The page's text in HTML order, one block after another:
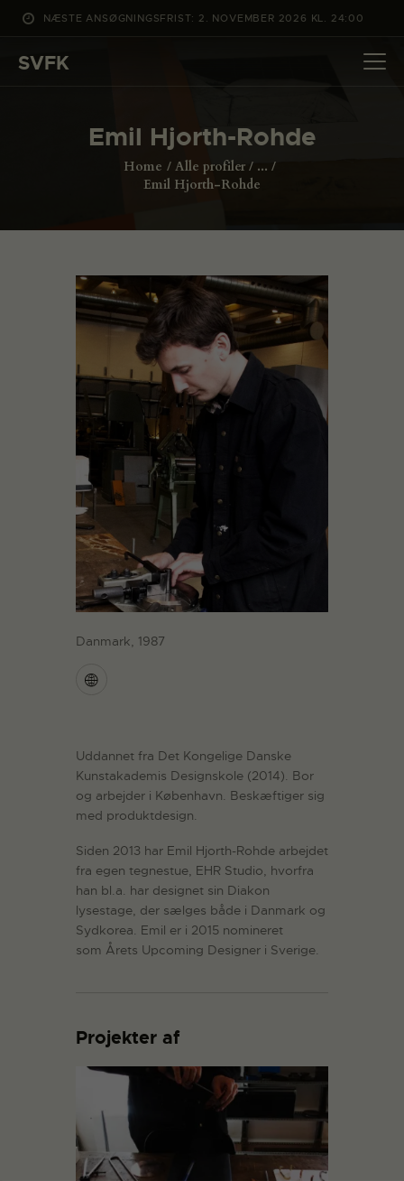
NÆSTE ANSØGNINGSFRIST: 2. NOVEMBER 2026 KL. 24:00
SVFK
Emil Hjorth-Rohde
Home Alle profiler
...
Emil Hjorth-Rohde
DET SKER
PROJEKTER
CHANNEL
Danmark, 1987
Uddannet fra Det Kongelige Danske
Kunstakademis Designskole (2014). Bor
og arbejder i København. Beskæftiger sig
med produktdesign.
Siden 2013 har Emil Hjorth-Rohde arbejdet
fra egen tegnestue, EHR Studio, hvorfra
han bl.a. har designet sin Diakon
lysestage, der sælges både i Danmark og
Sydkorea. Emil er i 2015 nomineret
som Årets Upcoming Designer i Sverige.
Projekter af